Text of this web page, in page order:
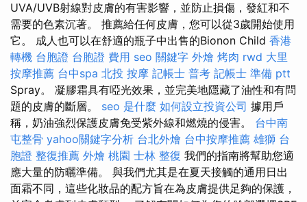
UVA/UVB射線對皮膚的有害影響，並防止損傷，發紅和不
需要的色素沉著。 推薦給任何皮膚，您可以從3歲開始使用
它。 成人也可以在舒適的瓶子中出售的Bionon Child 香港
轉機 台胞證 台胞證 費用 seo 關鍵字 外燴 烤肉 rwd 大里
按摩推薦 台中spa 北投 按摩 記帳士 普考 記帳士 準備 ptt
Spray。 凝膠霜具有啞光效果，並完美地隱藏了油性和有問
題的皮膚的斷層。 seo 是什麼 如何設立投資公司 據用戶
稱，奶油強烈保護皮膚免受紫外線和燃燒的侵害。 台中南
屯整骨 yahoo關鍵字分析 台北外燴 台中按摩推薦 雄獅 台
胞證 整復推薦 外燴 桃園 士林 整復 我們的指南將幫助您適
應大量的防曬準備。 與我們尤其是在夏天接觸的通用日出
面霜不同，這些化妝品的配方旨在為皮膚提供足夠的保護，